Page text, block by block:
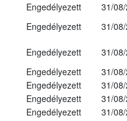
Engedélyezett
31/
Engedélyezett
31/
Engedélyezett
31/
Engedélyezett
31/
Engedélyezett
31/
Engedélyezett
31/
Engedélyezett
31/